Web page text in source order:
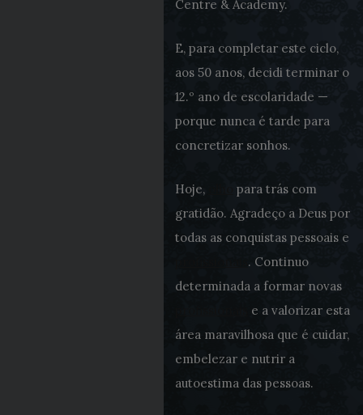
Centre & Academy.
E, para completar este ciclo,
aos 50 anos, decidi terminar o
12.º ano de escolaridade —
porque nunca é tarde para
concretizar sonhos.
Hoje,
para trás com
gratidão. Agradeço a Deus por
todas as conquistas pessoais e
. Continuo
determinada a formar novas
e a valorizar esta
área maravilhosa que é cuidar,
embelezar e nutrir a
autoestima das pessoas.